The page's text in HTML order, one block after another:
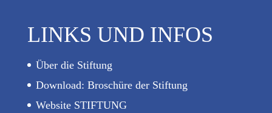
LINKS UND INFOS
Über die Stiftung
Download: Broschüre der Stiftung
Website STIFTUNG